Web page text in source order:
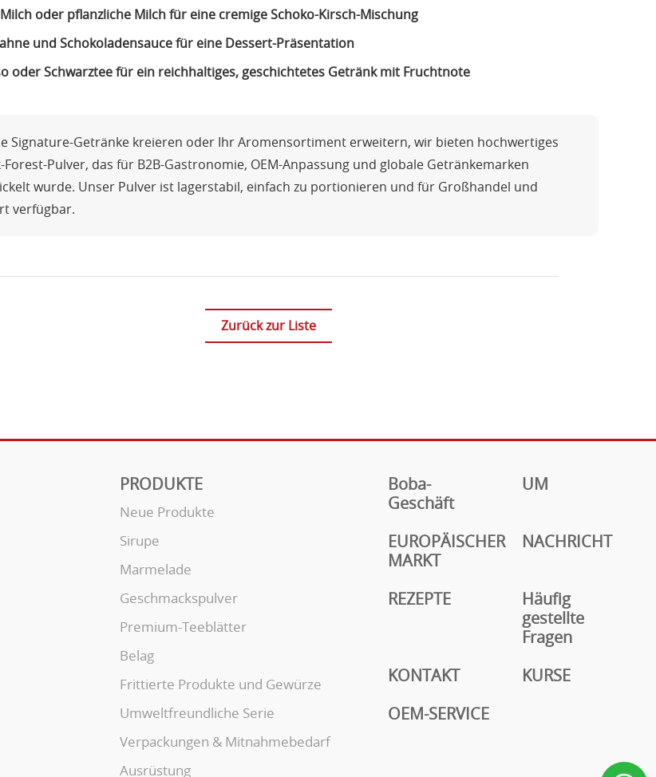
oder pflanzliche Milch für eine cremige Schoko-Kirsch-Mischung
und Schokoladensauce für eine Dessert-Präsentation
oder Schwarztee für ein reichhaltiges, geschichtetes Getränk mit Fruchtnote
Signature-Getränke kreieren oder Ihr Aromensortiment erweitern, wir bieten hochwertiges
Forest-Pulver, das für B2B-Gastronomie, OEM-Anpassung und globale Getränkemarken
wurde. Unser Pulver ist lagerstabil, einfach zu portionieren und für Großhandel und
verfügbar.
Zurück zur Liste
PRODUKTE
Neue Produkte
Sirupe
Marmelade
Geschmackspulver
Premium-Teeblätter
Belag
Frittierte Produkte und Gewürze
Umweltfreundliche Serie
Verpackungen & Mitnahmebedarf
Ausrüstung
Boba-
Geschäft
UM
EUROPÄISCHER
MARKT
NACHRICHT
REZEPTE
Häufig
gestellte
Fragen
KONTAKT
KURSE
OEM-SERVICE